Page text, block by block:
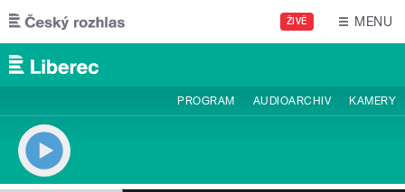
Přejít k hlavnímu obsahu
ŽIVĚ MENU
PROGRAM AUDIOARCHIV KAMERY